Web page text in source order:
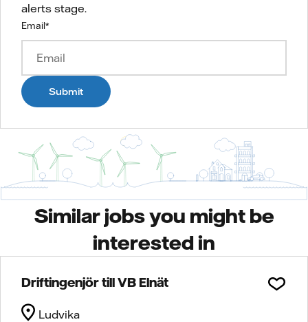
alerts stage.
Email*
Submit
Similar jobs you might be
interested in
Driftingenjör till VB Elnät
Ludvika